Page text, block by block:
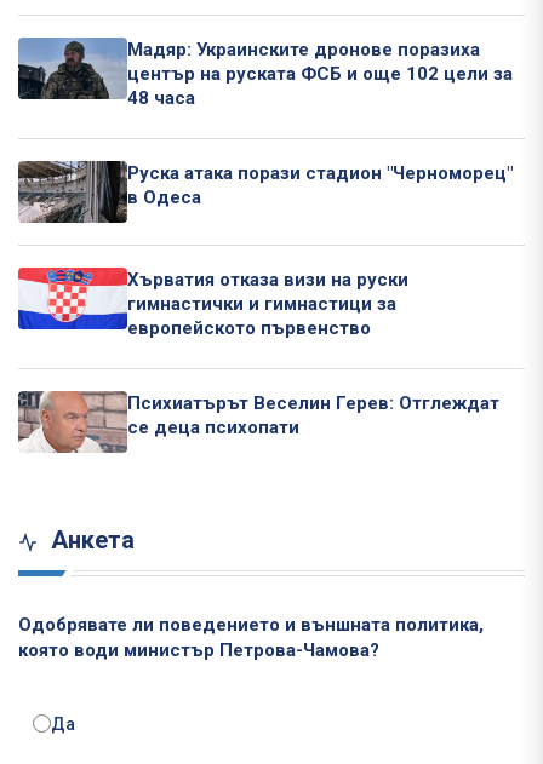
Мадяр: Украинските дронове поразиха
център на руската ФСБ и още 102 цели за
48 часа
Руска атака порази стадион "Черноморец"
в Одеса
Хърватия отказа визи на руски
гимнастички и гимнастици за
европейското първенство
Психиатърът Веселин Герев: Отглеждат
се деца психопати
Анкета
Одобрявате ли поведението и външната политика,
която води министър Петрова-Чамова?
Да